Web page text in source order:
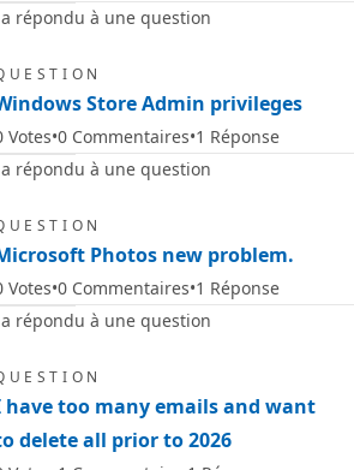
a répondu à une question
Store Admin privileges
Votes 0 Commentaires 1 Réponse
a répondu à une question
Photos new problem.
Votes 0 Commentaires 1 Réponse
a répondu à une question
have too many emails and want
delete all prior to 2026